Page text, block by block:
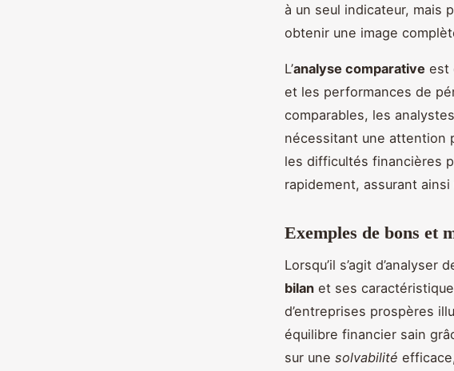
à un seul indicateur, mais
obtenir une image
L’analyse comparative est
et les performances de
comparables, les
nécessitant une attention
les difficultés financières
rapidement, assurant
Exemples de bons et
Lorsqu’il s’agit
bilan et ses
d’entreprises prospères
équilibre financier sain
sur une solvabilité